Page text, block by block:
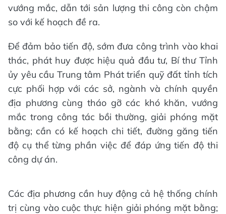
vướng mắc, dẫn tới sản lượng thi công còn chậm
so với kế hoạch đề ra.
Để đảm bảo tiến độ, sớm đưa công trình vào khai
thác, phát huy được hiệu quả đầu tư, Bí thư Tỉnh
ủy yêu cầu Trung tâm Phát triển quỹ đất tỉnh tích
cực phối hợp với các sở, ngành và chính quyền
địa phương cùng tháo gỡ các khó khăn, vướng
mắc trong công tác bồi thường, giải phóng mặt
bằng; cần có kế hoạch chi tiết, đường găng tiến
độ cụ thể từng phần việc để đáp ứng tiến độ thi
công dự án.
Các địa phương cần huy động cả hệ thống chính
trị cùng vào cuộc thực hiện giải phóng mặt bằng;